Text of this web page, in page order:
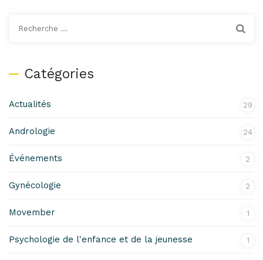
Catégories
Actualités 29
Andrologie 24
Événements 2
Gynécologie 2
Movember 1
Psychologie de l'enfance et de la jeunesse 1